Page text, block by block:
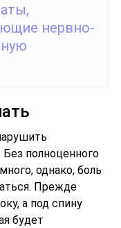
нервно-
полноценного
однако, боль
Прежде
а под спину
будет